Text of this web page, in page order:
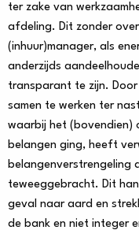
ter zake van
afdeling. Dit zonder
(inhuur)manager, als
anderzijds
transparant te zijn.
samen te werken ter
waarbij het (bovendien)
belangen ging, heeft
belangenverstrengeling
teweeggebracht. Dit
geval naar aard en
de bank en niet integer